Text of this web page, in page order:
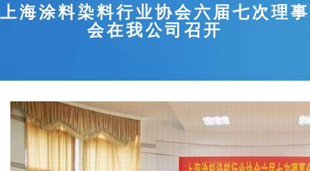
公司介绍
范群文化
公司大事记
回转圆筒干燥焙烧系列
气流干燥系列
制药行业
食品行业
工程实验室
工程技术中心
新闻中心
范群新闻
服务中心
上海涂料染料行业协会六届七次理事
会在我公司召开